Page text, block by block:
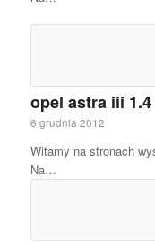
opel astra iii
6 grudnia 2012
Witamy na stronach
Na…